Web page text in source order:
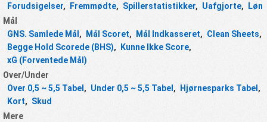
Forudsigelser, Fremmødte, Spillerstatistikker, Uafgjorte,
Løn
Mål
GNS. Samlede Mål , Mål Scoret, Mål Indkasseret, Clean Sheets,
Begge Hold Scorede (BHS), Kunne Ikke Score,
xG (Forventede Mål)
Over/Under
Over 0,5 ~ 5,5 Tabel , Under 0,5 ~ 5,5 Tabel , Hjørnesparks Tabel ,
Kort, Skud
Mere